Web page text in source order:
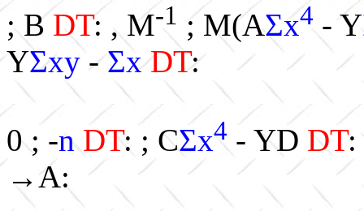
; B DT: , M-1 ; M(AΣx4 - Y
YΣxy - Σx DT:
0 ; -n DT: ; CΣx4 - YD DT:
→A: